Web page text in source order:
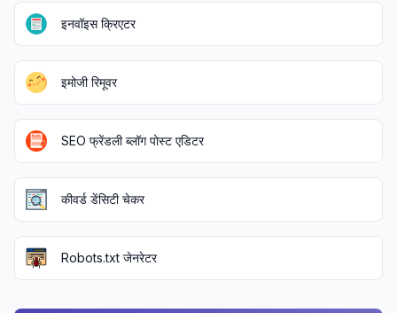
इनवॉइस क्रिएटर
इमोजी रिमूवर
SEO फ्रेंडली ब्लॉग पोस्ट एडिटर
कीवर्ड डेंसिटी चेकर
Robots.txt जेनरेटर